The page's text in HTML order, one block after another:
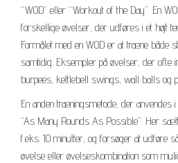
“WOD” eller “Workout of the Day”. En
forskellige øvelser, der udføres i et højt
Formålet med en WOD er at træne både
samtidig. Eksempler på øvelser, der ofte
burpees, kettlebell swings, wall balls og
En anden træningsmetode, der anvendes
“As Many Rounds As Possible”. Her
f.eks. 10 minutter, og forsøger at udføre
øvelse eller øvelseskombination som